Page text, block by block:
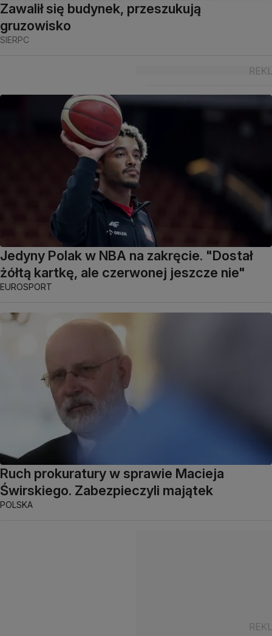
Zawalił się budynek, przeszukują
gruzowisko
SIERPC
Jedyny Polak w NBA na zakręcie. "Dostał
żółtą kartkę, ale czerwonej jeszcze nie"
EUROSPORT
Ruch prokuratury w sprawie Macieja
Świrskiego. Zabezpieczyli majątek
POLSKA